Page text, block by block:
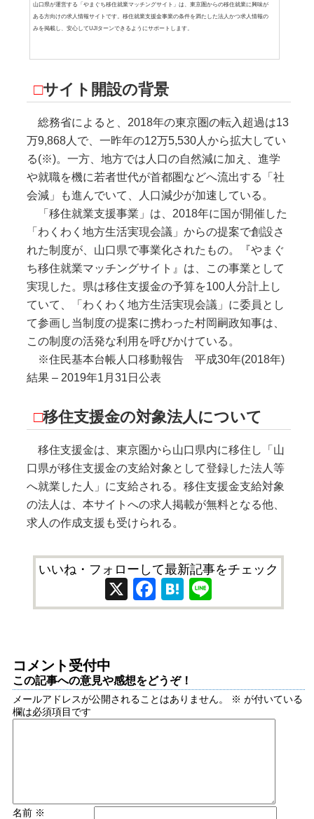
山口県が運営する「やまぐち移住就業マッチングサイト」は、東京圏からの移住就業に興味が
ある方向けの求人情報サイトです。移住就業支援金事業の条件を満たした法人かつ求人情報の
みを掲載し、安心してUJIターンできるようにサポートします。
□サイト開設の背景
総務省によると、2018年の東京圏の転入超過は13
万9,868人で、一昨年の12万5,530人から拡大してい
る(※)。一方、地方では人口の自然減に加え、進学
や就職を機に若者世代が首都圏などへ流出する「社
会減」も進んでいて、人口減少が加速している。
「移住就業支援事業」は、2018年に国が開催した
「わくわく地方生活実現会議」からの提案で創設さ
れた制度が、山口県で事業化されたもの。『やまぐ
ち移住就業マッチングサイト』は、この事業として
実現した。県は移住支援金の予算を100人分計上し
ていて、「わくわく地方生活実現会議」に委員とし
て参画し当制度の提案に携わった村岡嗣政知事は、
この制度の活発な利用を呼びかけている。
※住民基本台帳人口移動報告 平成30年(2018年)
結果 – 2019年1月31日公表
□移住支援金の対象法人について
移住支援金は、東京圏から山口県内に移住し「山
口県が移住支援金の支給対象として登録した法人等
へ就業した人」に支給される。移住支援金支給対象
の法人は、本サイトへの求人掲載が無料となる他、
求人の作成支援も受けられる。
いいね・フォローして最新記事をチェック
X Facebook
Hatena
コメント受付中
この記事への意見や感想をどうぞ！
メールアドレスが公開されることはありません。 ※ が付いている
欄は必須項目です
名前 ※